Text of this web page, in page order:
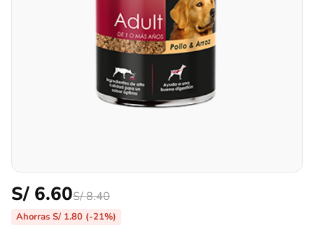
S/ 6.60S/8.40
Ahorras S/ 1.80 (-21%)